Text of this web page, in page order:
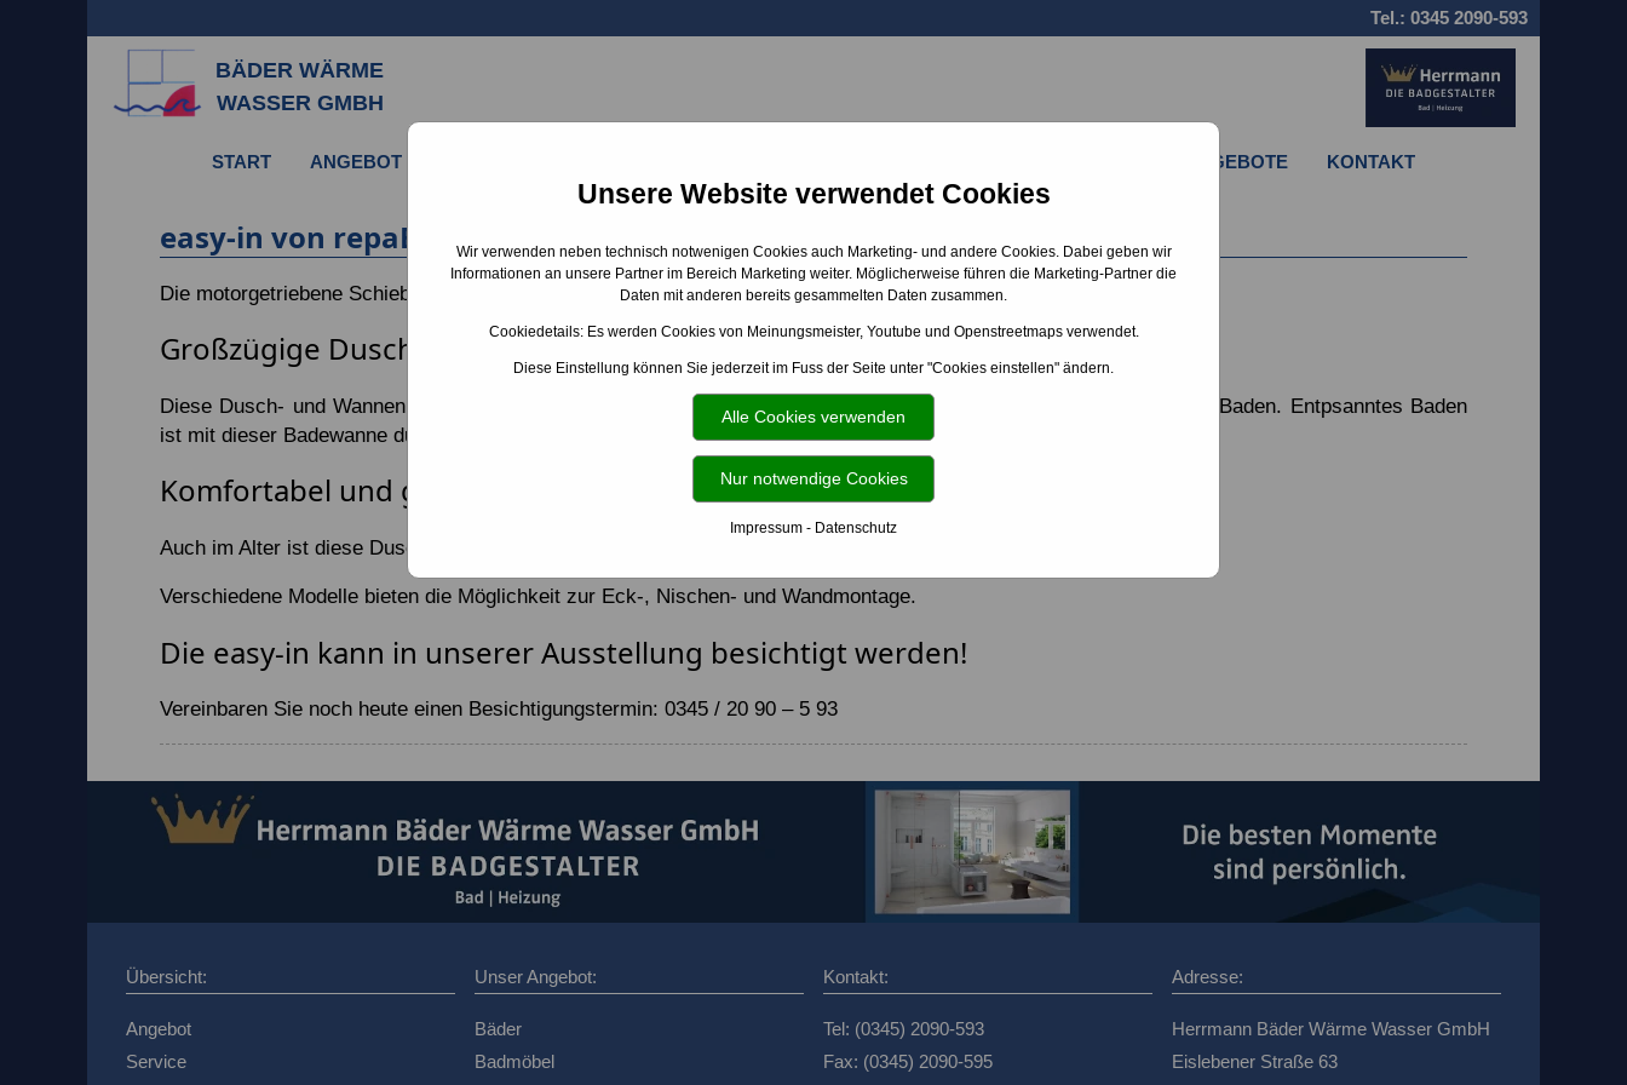
Tel.: 0345 2090-593
BÄDER WÄRME
WASSER GMBH
START ANGEBOT STELLENANGEBOTE KONTAKT
easy-in von repaBAD
Die motorgetriebene Schiebetür öffnet und schließt sich automatisch.
Großzügige Dusche die zur Wanne umfunktioniert werden kann
Diese Dusch- und Wannenkombination bietet viel Platz und viel Bewegungsfreiheit beim Duschen, aber auch beim Baden. Entpsanntes Baden
ist mit dieser Badewanne durchaus möglich.
Komfortabel und große Vielfalt
Auch im Alter ist diese Dusch- und Wannenkombination durch die geringe Einstiegshöhe gut geeignet.
Verschiedene Modelle bieten die Möglichkeit zur Eck-, Nischen- und Wandmontage.
Die easy-in kann in unserer Ausstellung besichtigt werden!
Vereinbaren Sie noch heute einen Besichtigungstermin: 0345 / 20 90 – 5 93
Übersicht:
Angebot
Service
Unser Angebot:
Bäder
Badmöbel
Kontakt:
Tel: (0345) 2090-593
Fax: (0345) 2090-595
Adresse:
Herrmann Bäder Wärme Wasser GmbH
Eislebener Straße 63
Unsere Website verwendet Cookies
Wir verwenden neben technisch notwenigen Cookies auch Marketing- und andere Cookies. Dabei geben wir
Informationen an unsere Partner im Bereich Marketing weiter. Möglicherweise führen die Marketing-Partner die
Daten mit anderen bereits gesammelten Daten zusammen.
Cookiedetails: Es werden Cookies von Meinungsmeister, Youtube und Openstreetmaps verwendet.
Diese Einstellung können Sie jederzeit im Fuss der Seite unter "Cookies einstellen" ändern.
Alle Cookies verwenden
Nur notwendige Cookies
Impressum - Datenschutz